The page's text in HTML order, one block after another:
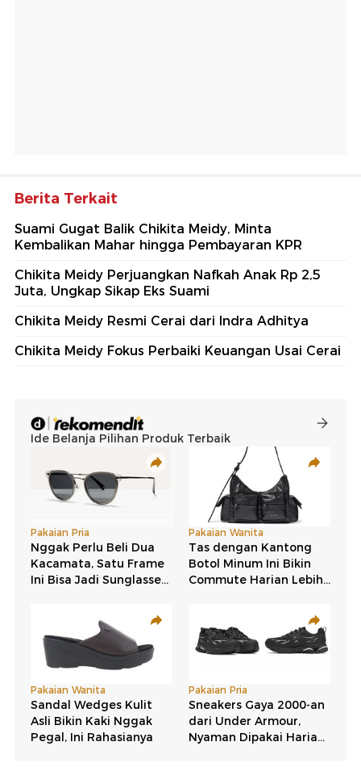
Berita Terkait
Suami Gugat Balik Chikita Meidy, Minta
Kembalikan Mahar hingga Pembayaran KPR
Chikita Meidy Perjuangkan Nafkah Anak Rp 2,5
Juta, Ungkap Sikap Eks Suami
Chikita Meidy Resmi Cerai dari Indra Adhitya
Chikita Meidy Fokus Perbaiki Keuangan Usai Cerai